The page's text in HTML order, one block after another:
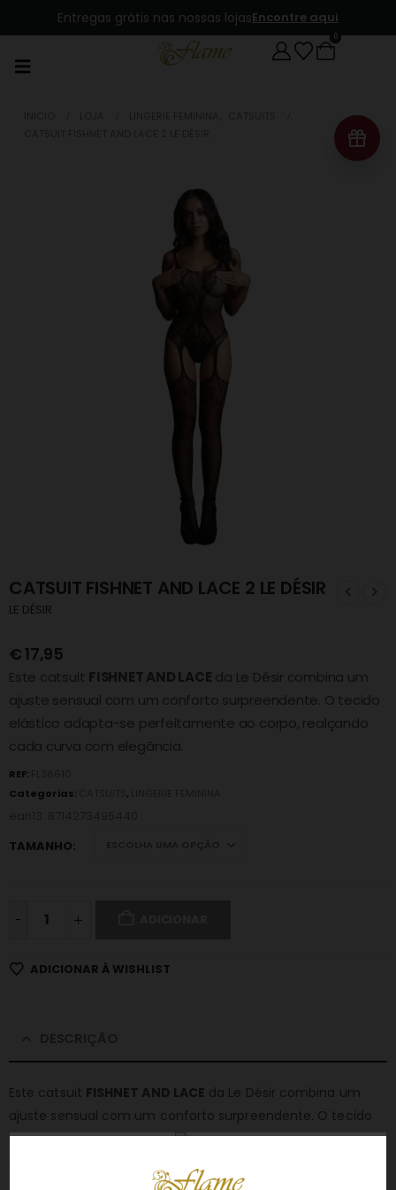
Entregas grátis nas nossas lojasEncontre aqui
0
CATSUIT FISHNET AND LACE 2 LE DÉSIR
LE DÉSIR
€ 17,95
Este catsuit FISHNET AND LACE da Le Désir combina um
ajuste sensual com um conforto surpreendente. O tecido
elástico adapta-se perfeitamente ao corpo, realçando
cada curva com elegância.
REF:
Categorias:
,
TAMANHO
-
ADICIONAR À WISHLIST
Este catsuit FISHNET AND LACE da Le Désir combina um
ajuste sensual com um conforto surpreendente. O tecido
elástico adapta-se perfeitamente ao corpo, realçando